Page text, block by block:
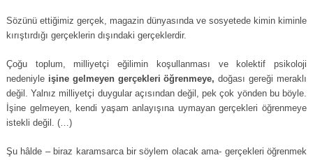
Sözünü ettiğimiz gerçek, magazin dünyasında ve sosyetede kimin kiminle
kırıştırdığı gerçeklerin dışındaki gerçeklerdir.
Çoğu toplum, milliyetçi eğilimin koşullanması ve kolektif psikoloji
nedeniyle işine gelmeyen gerçekleri öğrenmeye,doğası gereği meraklı
değil. Yalnız milliyetçi duygular açısından değil, pek çok yönden bu böyle.
İşine gelmeyen, kendi yaşam anlayışına uymayan gerçekleri öğrenmeye
istekli değil. (…)
Şu hâlde – biraz karamsarca bir söylem olacak ama- gerçekleri öğrenmek